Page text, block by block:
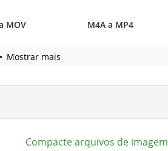
MOV M4A a MP4
Mostrar mais
Compacte arquivos de imagem